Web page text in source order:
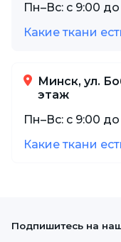
Пн–Вс: с 9:00 до
Какие ткани
Минск, ул.
этаж
Пн–Вс: с 9:00 до
Какие ткани
Подпишитесь на